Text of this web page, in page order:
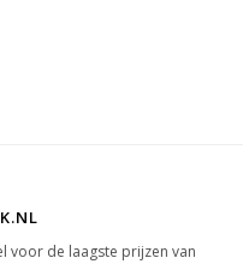
voor de laagste prijzen van